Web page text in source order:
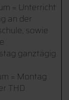
= Unterricht
an der
sowie
ganztägig
= Montag
THD